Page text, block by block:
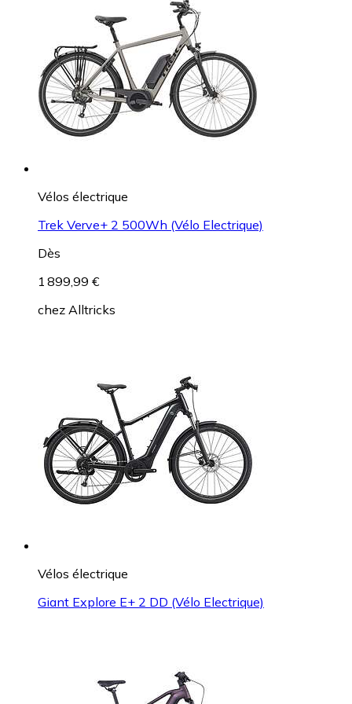
Vélos électrique
Trek Verve+ 2 500Wh (Vélo Electrique)
Dès
1 899,99 €
chez Alltricks
Vélos électrique
Giant Explore E+ 2 DD (Vélo Electrique)